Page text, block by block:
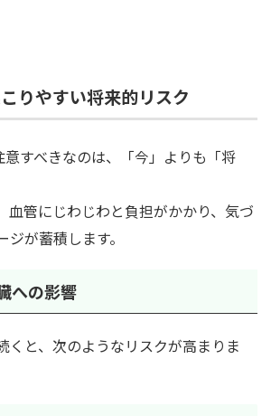
りやすい将来的リスク
すべきなのは、「今」よりも「将
血管にじわじわと負担がかかり、気づ
が蓄積します。
への影響
くと、次のようなリスクが高まりま